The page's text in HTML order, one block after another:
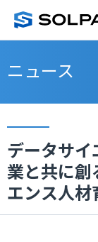
ニュース
データサ
業と共に創
エンス人